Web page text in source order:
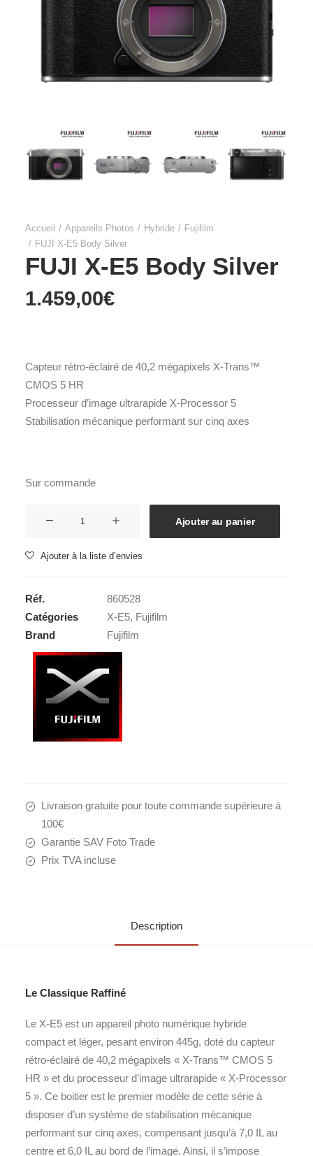
Accueil Appareils Photos Hybride
Fujifilm
FUJI X-E5 Body Silver
FUJI X-E5 Body Silver
1.459,00€
Capteur rétro-éclairé de 40,2 mégapixels X-Trans™
CMOS 5 HR
Processeur d’image ultrarapide X-Processor 5
Stabilisation mécanique performant sur cinq axes
Sur commande
FUJI
Body
Silver
Ajouter au panier
Ajouter à la liste d’envies
Réf.
860528
Catégories
X-E5, Fujifilm
Brand
Fujifilm
Livraison gratuite pour toute commande supérieure à
100€
Garantie SAV Foto Trade
Prix TVA incluse
Description
Le Classique Raffiné
Le X-E5 est un appareil photo numérique hybride
compact et léger, pesant environ 445g, doté du capteur
rétro-éclairé de 40,2 mégapixels « X-Trans™ CMOS 5
HR » et du processeur d’image ultrarapide « X-Processor
5 ». Ce boitier est le premier modèle de cette série à
disposer d’un système de stabilisation mécanique
performant sur cinq axes, compensant jusqu’à 7,0 IL au
centre et 6,0 IL au bord de l’image. Ainsi, il s’impose